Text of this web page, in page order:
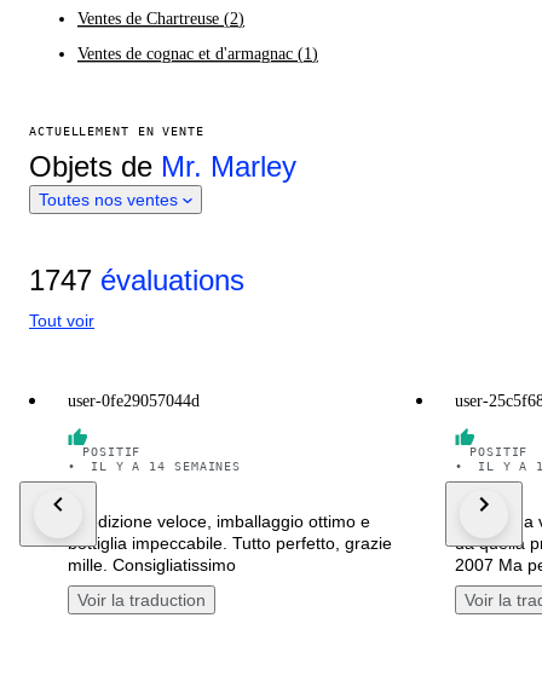
Ventes de Chartreuse (2)
Ventes de cognac et d'armagnac (1)
ACTUELLEMENT EN VENTE
Objets de Mr. Marley
Toutes nos ventes
1747 évaluations
Tout voir
user-0fe29057044d
POSITIF
•
IL Y A 14 SEMAINES
Spedizione veloce, imballaggio ottimo e
bottiglia impeccabile. Tutto perfetto, grazie
mille. Consigliatissimo
Voir la traduction
user-
POSITIF
•
IL Y A
da quella
2007 Ma
Voir la